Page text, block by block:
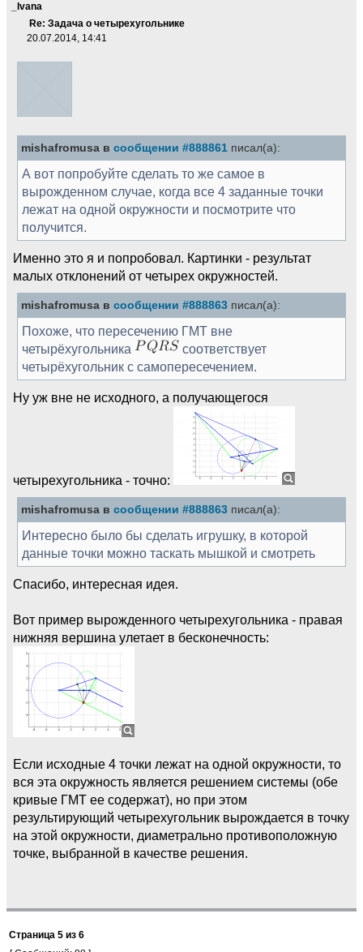
_Ivana
Re: Задача о четырехугольнике
20.07.2014, 14:41
mishafromusa в сообщении #888861 писал(а):
А вот попробуйте сделать то же самое в
вырожденном случае, когда все 4 заданные точки
лежат на одной окружности и посмотрите что
получится.
Именно это я и попробовал. Картинки - результат
малых отклонений от четырех окружностей.
mishafromusa в сообщении #888863 писал(а):
Похоже, что пересечению ГМТ вне
четырёхугольника
соответствует
четырёхугольник с самопересечением.
Ну уж вне не исходного, а получающегося
четырехугольника - точно:
mishafromusa в сообщении #888863 писал(а):
Интересно было бы сделать игрушку, в которой
данные точки можно таскать мышкой и смотреть
Спасибо, интересная идея.
Вот пример вырожденного четырехугольника - правая
нижняя вершина улетает в бесконечность:
Если исходные 4 точки лежат на одной окружности, то
вся эта окружность является решением системы (обе
кривые ГМТ ее содержат), но при этом
результирующий четырехугольник вырождается в точку
на этой окружности, диаметрально противоположную
точке, выбранной в качестве решения.
Страница 5 из 6